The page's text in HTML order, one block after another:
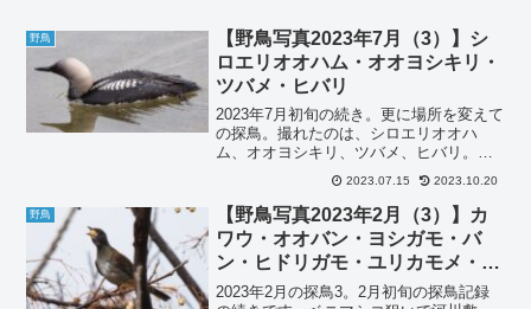
野鳥
【野鳥写真2023年7月（3）】シ
ロエリオオハム・オオヨシキリ・
ツバメ・ヒバリ
2023年7月初旬の続き。更に場所を変えて
の探鳥。撮れたのは、シロエリオオハ
ム、オオヨシキリ、ツバメ、ヒバリ。シ
ロエリオオハム 2023年7月初旬シロエリ
オオハムです。まだシロエリオオハムが
いました。オオヨシキリ 2023年7月初旬
オオヨシ...
2023.07.15 2023.10.20
野鳥
【野鳥写真2023年2月（3）】カ
ワウ・オオバン・ヨシガモ・バ
ン・ヒドリガモ・ユリカモメ・カ
ワセミ・ヒクイナ・シロハラ。
2023年2月の探鳥3。2月初旬の探鳥記録